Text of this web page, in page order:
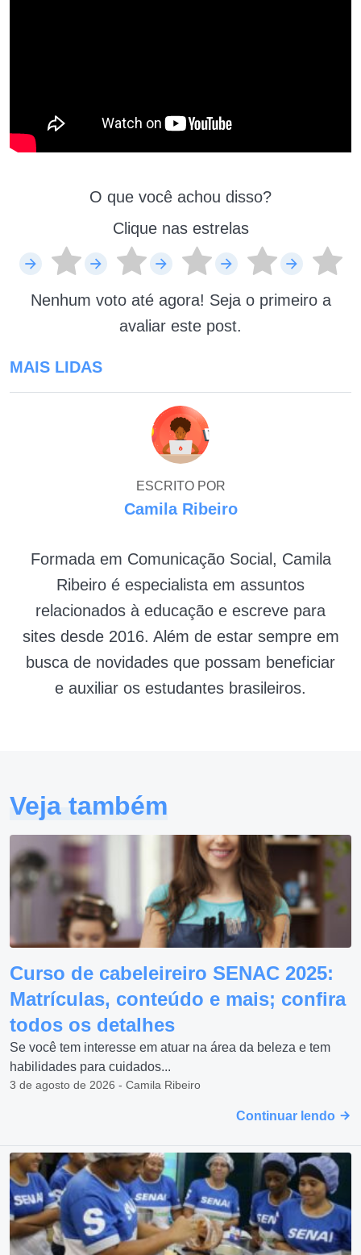
O que você achou disso?
Clique nas estrelas
Nenhum voto até agora! Seja o primeiro a
avaliar este post.
MAIS LIDAS
ESCRITO POR
Camila Ribeiro
Formada em Comunicação Social, Camila
Ribeiro é especialista em assuntos
relacionados à educação e escreve para
sites desde 2016. Além de estar sempre em
busca de novidades que possam beneficiar
e auxiliar os estudantes brasileiros.
Veja também
Curso de cabeleireiro SENAC 2025:
Matrículas, conteúdo e mais; confira
todos os detalhes
Se você tem interesse em atuar na área da beleza e tem
habilidades para cuidados...
3 de agosto de 2026 - Camila Ribeiro
Continuar lendo